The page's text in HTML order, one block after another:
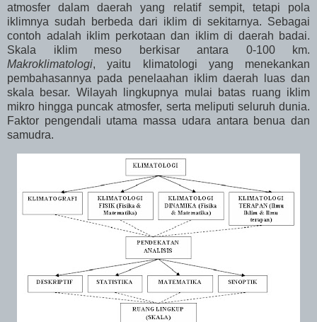
atmosfer dalam daerah yang relatif sempit, tetapi pola
iklimnya sudah berbeda dari iklim di sekitarnya. Sebagai
contoh adalah iklim perkotaan dan iklim di daerah badai.
Skala iklim meso berkisar antara 0-100 km.
Makroklimatologi, yaitu klimatologi yang menekankan
pembahasannya pada penelaahan iklim daerah luas dan
skala besar. Wilayah lingkupnya mulai batas ruang iklim
mikro hingga puncak atmosfer, serta meliputi seluruh dunia.
Faktor pengendali utama massa udara antara benua dan
samudra.